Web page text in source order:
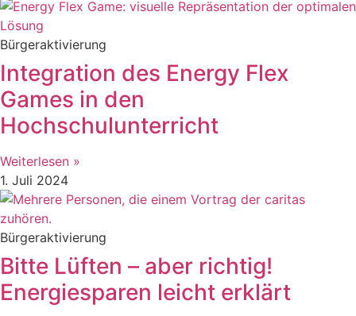
Bürgeraktivierung
Integration des Energy Flex
Games in den
Hochschulunterricht
Weiterlesen »
1. Juli 2024
Bürgeraktivierung
Bitte Lüften – aber richtig!
Energiesparen leicht erklärt